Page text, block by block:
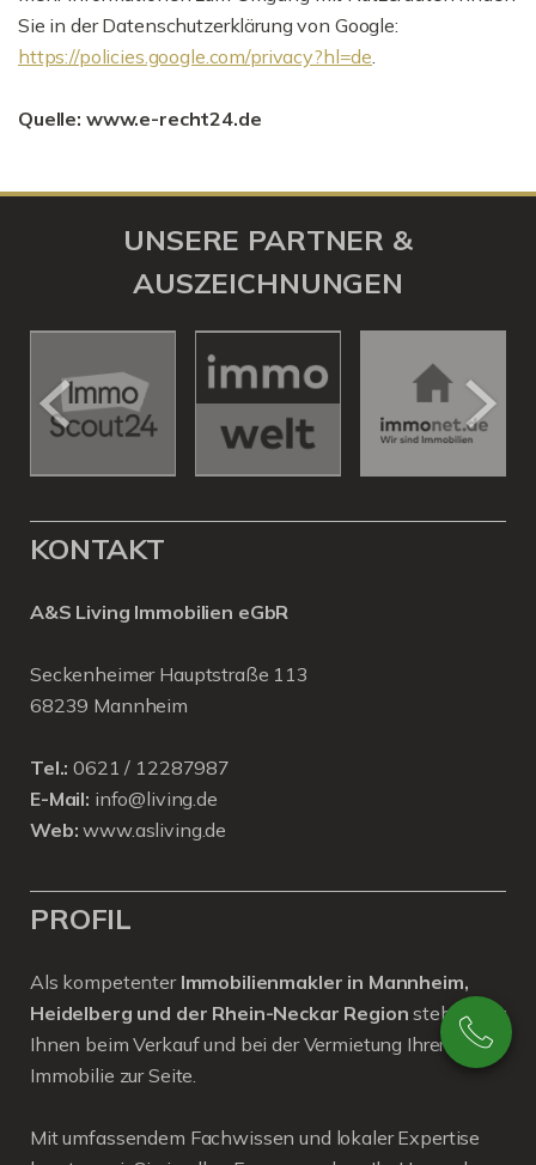
Sie in der Datenschutzerklärung von Google:
https://policies.google.com/privacy?hl=de.
Quelle: www.e-recht24.de
UNSERE PARTNER &
AUSZEICHNUNGEN
KONTAKT
A&S Living Immobilien eGbR
Seckenheimer Hauptstraße 113
68239 Mannheim
Tel.: 0621 / 12287987
E-Mail: info@living.de
Web: www.asliving.de
PROFIL
Als kompetenter Immobilienmakler in Mannheim,
Heidelberg und der Rhein-Neckar Region stehen wir
Ihnen beim Verkauf und bei der Vermietung Ihrer
Immobilie zur Seite.
Mit umfassendem Fachwissen und lokaler Expertise